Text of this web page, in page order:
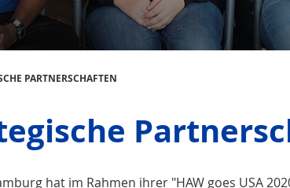
PARTNERSCHAFTEN
hat im Rahmen ihrer "HAW goes USA